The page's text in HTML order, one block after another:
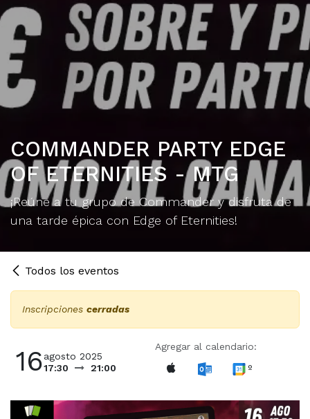
COMMANDER PARTY EDGE
OF ETERNITIES - MTG
¡Reúne a tu grupo de Commander y disfruta de
una tarde épica con Edge of Eternities!
Todos los eventos
Inscripciones cerradas
16agosto 2025
17:30
21:00
Agregar al calendario:
º